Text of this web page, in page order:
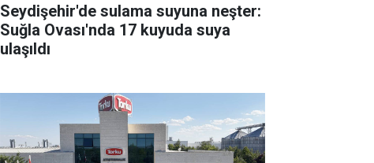
Seydişehir'de sulama suyuna neşter:
Suğla Ovası'nda 17 kuyuda suya
ulaşıldı